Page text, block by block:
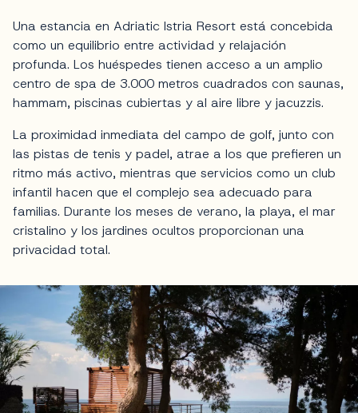
Una estancia en Adriatic Istria Resort está concebida
como un equilibrio entre actividad y relajación
profunda. Los huéspedes tienen acceso a un amplio
centro de spa de 3.000 metros cuadrados con saunas,
hammam, piscinas cubiertas y al aire libre y jacuzzis.
La proximidad inmediata del campo de golf, junto con
las pistas de tenis y padel, atrae a los que prefieren un
ritmo más activo, mientras que servicios como un club
infantil hacen que el complejo sea adecuado para
familias. Durante los meses de verano, la playa, el mar
cristalino y los jardines ocultos proporcionan una
privacidad total.